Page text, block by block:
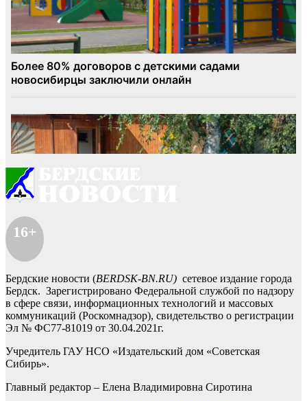
16+
Бердские новости (BERDSK-BN.RU) сетевое издание города
Бердск. Зарегистрировано Федеральной службой по надзору
в сфере связи, информационных технологий и массовых
коммуникаций (Роскомнадзор), свидетельство о регистрации
Эл № ФС77-81019 от 30.04.2021г.
Учредитель ГАУ НСО «Издательский дом «Советская
Сибирь».
Главный редактор – Елена Владимировна Сиротина